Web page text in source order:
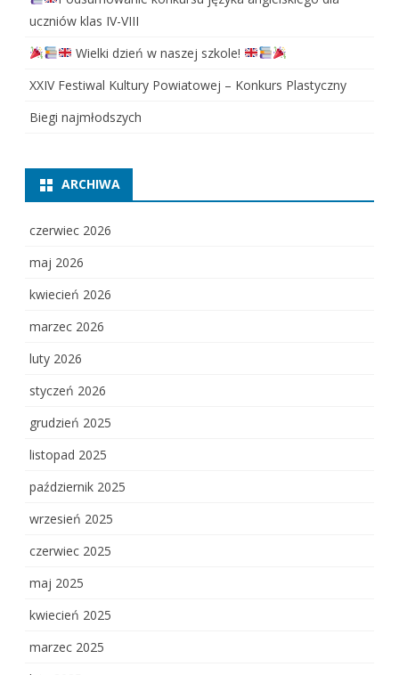
uczniów klas IV-VIII
Wielki dzień w naszej szkole!
XXIV Festiwal Kultury Powiatowej – Konkurs Plastyczny
Biegi najmłodszych
ARCHIWA
czerwiec 2026
maj 2026
kwiecień 2026
marzec 2026
luty 2026
styczeń 2026
grudzień 2025
listopad 2025
październik 2025
wrzesień 2025
czerwiec 2025
maj 2025
kwiecień 2025
marzec 2025